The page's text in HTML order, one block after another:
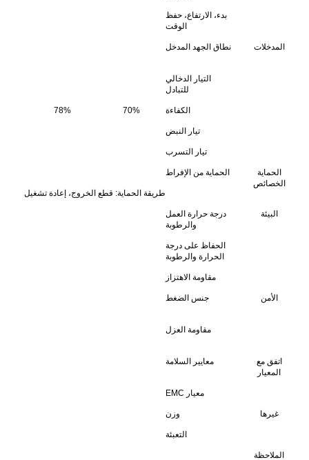
بدء، الارتفاع، حفظ
الوقت
المدخلات نطاق الجهد المدخل
التيار الدخالي
للتبادل
الكفاءة 70%
78%
تيار النبض
تيار التسرب
الحماية
الخصائص
الحماية من الإفراط
طريقة الحماية: قطع الخروج، إعادة تشغيل
البيئة
درجة حرارة العمل
والرطوبة
الحفاظ على درجة
الحرارة والرطوبة
مقاومة الاهتزاز
الأمن جنس الضغط
مقاومة العزل
اتفق مع
المعيار
معايير السلامة
معيار EMC
غيرها وزن
التعبئة
الملاحظة